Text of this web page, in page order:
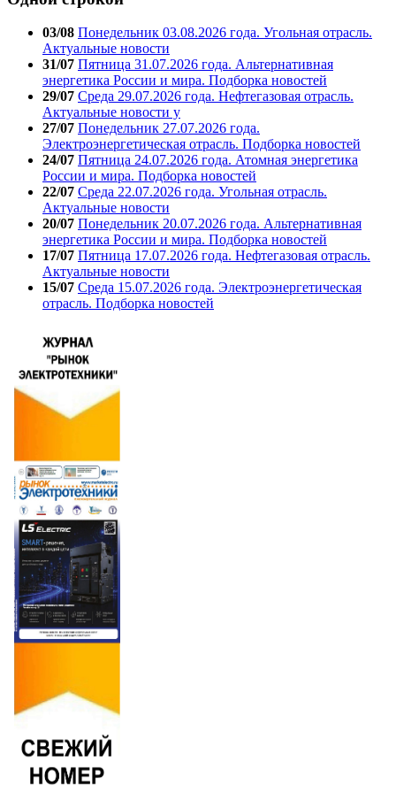
03/08 Понедельник 03.08.2026 года. Угольная отрасль.
Актуальные новости
31/07 Пятница 31.07.2026 года. Альтернативная
энергетика России и мира. Подборка новостей
29/07 Среда 29.07.2026 года. Нефтегазовая отрасль.
Актуальные новости у
27/07 Понедельник 27.07.2026 года.
Электроэнергетическая отрасль. Подборка новостей
24/07 Пятница 24.07.2026 года. Атомная энергетика
России и мира. Подборка новостей
22/07 Среда 22.07.2026 года. Угольная отрасль.
Актуальные новости
20/07 Понедельник 20.07.2026 года. Альтернативная
энергетика России и мира. Подборка новостей
17/07 Пятница 17.07.2026 года. Нефтегазовая отрасль.
Актуальные новости
15/07 Среда 15.07.2026 года. Электроэнергетическая
отрасль. Подборка новостей